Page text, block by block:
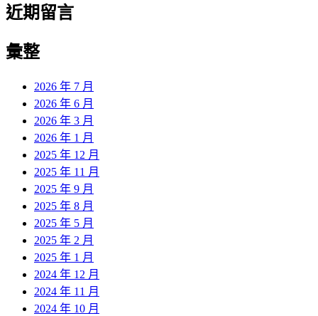
近期留言
彙整
2026 年 7 月
2026 年 6 月
2026 年 3 月
2026 年 1 月
2025 年 12 月
2025 年 11 月
2025 年 9 月
2025 年 8 月
2025 年 5 月
2025 年 2 月
2025 年 1 月
2024 年 12 月
2024 年 11 月
2024 年 10 月